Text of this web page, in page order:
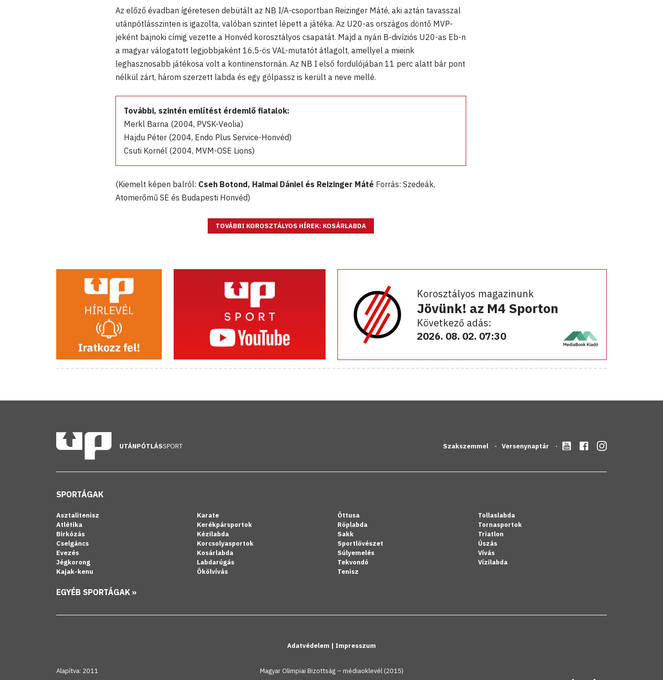
Az előző évadban ígéretesen debütált az NB I/A-csoportban Reizinger Máté, aki aztán tavasszal
utánpótlásszinten is igazolta, valóban szintet lépett a játéka. Az U20-as országos döntő MVP-
jeként bajnoki címig vezette a Honvéd korosztályos csapatát. Majd a nyári B-divíziós U20-as Eb-n
a magyar válogatott legjobbjaként 16,5-ös VAL-mutatót átlagolt, amellyel a mieink
leghasznosabb játékosa volt a kontinenstornán. Az NB I első fordulójában 11 perc alatt bár pont
nélkül zárt, három szerzett labda és egy gólpassz is került a neve mellé.
További, szintén említést érdemlő fiatalok:
Merkl Barna (2004, PVSK-Veolia)
Hajdu Péter (2004, Endo Plus Service-Honvéd)
Csuti Kornél (2004, MVM-OSE Lions)
(Kiemelt képen balról: Cseh Botond, Halmai Dániel és Reizinger Máté Forrás: Szedeák,
Atomerőmű SE és Budapesti Honvéd)
TOVÁBBI KOROSZTÁLYOS HÍREK: KOSÁRLABDA
Korosztályos magazinunk
Jövünk! az M4 Sporton
Következő adás:
2026. 08. 02. 07:30
UTÁNPÓTLÁSSPORT Szakszemmel Versenynaptár
SPORTÁGAK
Asztalitenisz
Atlétika
Birkózás
Cselgáncs
Evezés
Jégkorong
Kajak-kenu
Karate
Kerékpársportok
Kézilabda
Korcsolyasportok
Kosárlabda
Labdarúgás
Ökölvívás
Öttusa
Röplabda
Sakk
Sportlövészet
Súlyemelés
Tekvondó
Tenisz
Tollaslabda
Tornasportok
Triatlon
Úszás
Vívás
Vízilabda
EGYÉB SPORTÁGAK »
Adatvédelem | Impresszum
Alapítva: 2011 Magyar Olimpiai Bizottság – médiaoklevél (2015)